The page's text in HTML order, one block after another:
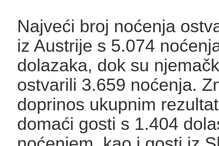
Najveći broj noćenja
iz Austrije s 5.074
dolazaka, dok su
ostvarili 3.659 noćenja.
doprinos ukupnim
domaći gosti s 1.404